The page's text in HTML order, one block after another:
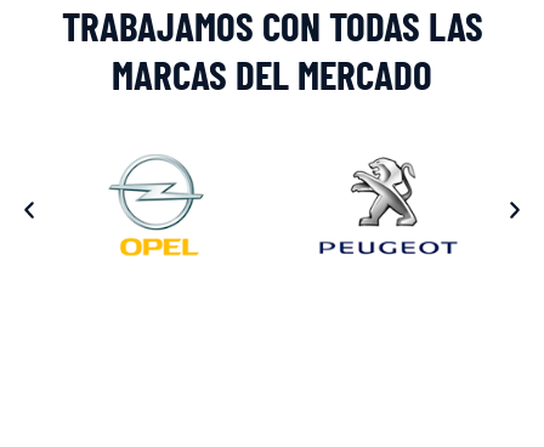
TRABAJAMOS CON TODAS LAS
MARCAS DEL MERCADO